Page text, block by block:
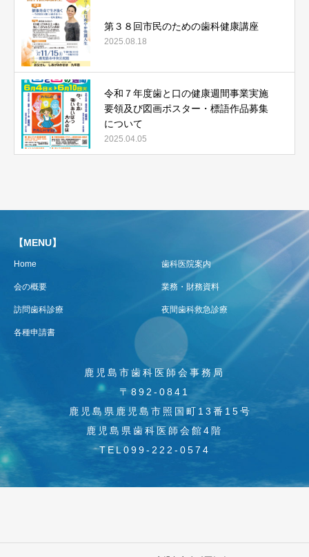
第３８回市民のための歯科健康講座
2025.08.18
令和７年度歯と口の健康週間事業実施
要領及び図画ポスター・標語作品募集
について
2025.04.05
【MENU】
Home 歯科医院案内
会の概要 業務・財務資料
訪問歯科診療 夜間歯科救急診療
各種申請書
鹿児島市歯科医師会事務局
〒892-0841
鹿児島県鹿児島市照国町13番15号
鹿児島県歯科医師会館4階
TEL099-222-0574